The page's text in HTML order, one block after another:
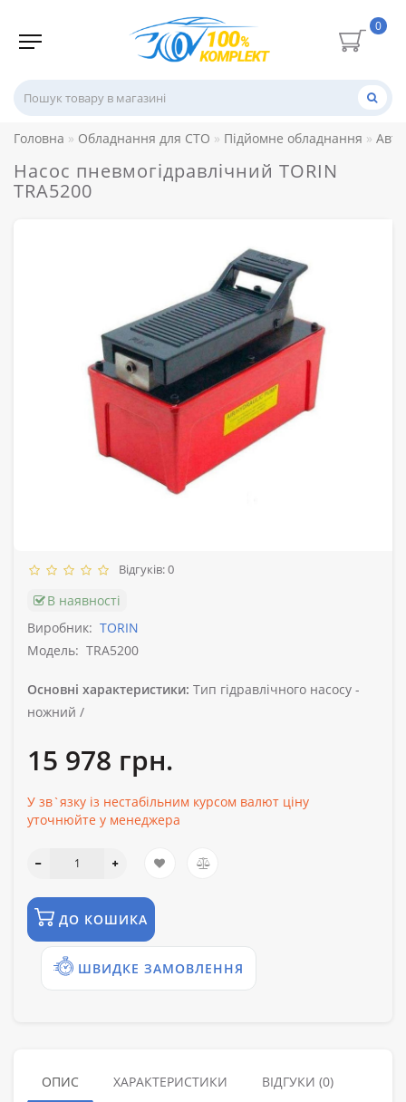
0
Головна Обладнання для СТО Підйомне обладнання
Насос пневмогідравлічний TORIN
TRA5200
Відгуків: 0
В наявності
Виробник: TORIN
Модель: TRA5200
Основні характеристики: Тип гідравлічного насосу -
ножний /
15 978 грн.
У зв`язку із нестабільним курсом валют ціну
уточнюйте у менеджера
ДО КОШИКА
ШВИДКЕ ЗАМОВЛЕННЯ
ОПИС ХАРАКТЕРИСТИКИ ВІДГУКИ (0)